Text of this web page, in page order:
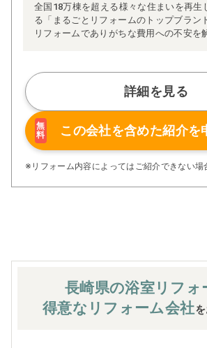
全国18万棟を超える様々な住まいを再生
る「まるごとリフォームのトップブラン
リフォームでありがちな費用への不安を
ム」、経験豊かなセールスエンジニアに
制」などが高い信頼を得ています。
また、大規模リフォームに習熟した施工
括する「専属棟梁制」、豊富な実績に裏
施工マニュアルや検査体制により高い施
さらに、住友不動産のリフォームならで
アフターサービス体制で工事後も安心で
ぜひ、あなたの大切なお住まいの再生を
詳細を見る
無
料
この会社を含めた紹介を
※リフォーム内容によってはご紹介できない場
長崎県の浴室 リフォ
得意なリフォーム会社